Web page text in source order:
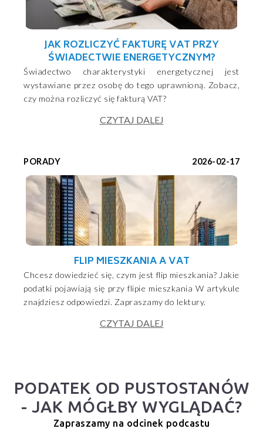
JAK ROZLICZYĆ FAKTURĘ VAT PRZY
ŚWIADECTWIE ENERGETYCZNYM?
Świadectwo charakterystyki energetycznej jest
wystawiane przez osobę do tego uprawnioną. Zobacz,
czy można rozliczyć się fakturą VAT?
CZYTAJ DALEJ
PORADY 2026-02-17
FLIP MIESZKANIA A VAT
Chcesz dowiedzieć się, czym jest flip mieszkania? Jakie
podatki pojawiają się przy flipie mieszkania W artykule
znajdziesz odpowiedzi. Zapraszamy do lektury.
CZYTAJ DALEJ
PODATEK OD PUSTOSTANÓW
- JAK MÓGŁBY WYGLĄDAĆ?
Zapraszamy na odcinek podcastu